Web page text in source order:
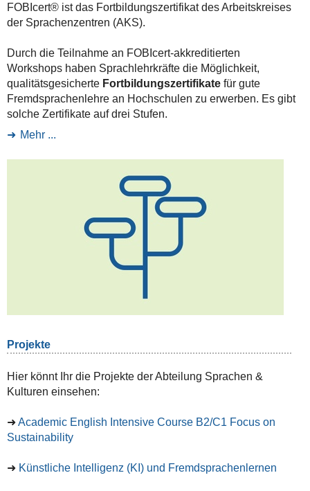
FOBIcert® ist das Fortbildungszertifikat des Arbeitskreises
der Sprachenzentren (AKS).
Durch die Teilnahme an FOBIcert-akkreditierten
Workshops haben Sprachlehrkräfte die Möglichkeit,
qualitätsgesicherte Fortbildungszertifikatefür gute
Fremdsprachenlehre an Hochschulen zu erwerben. Es gibt
solche Zertifikate auf drei Stufen.
Mehr ...
Projekte
Hier könnt Ihr die Projekte der Abteilung Sprachen &
Kulturen einsehen:
➜ Academic English Intensive Course B2/C1 Focus on
Sustainability
➜ Künstliche Intelligenz (KI) und Fremdsprachenlernen